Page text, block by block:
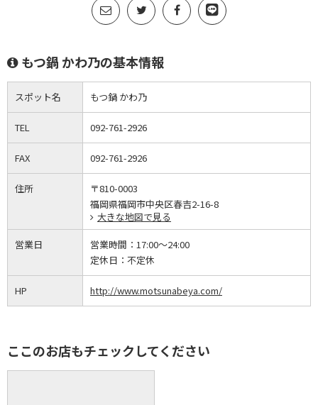
もつ鍋 かわ乃の基本情報
スポット名 もつ鍋 かわ乃
TEL 092-761-2926
FAX 092-761-2926
住所
〒810-0003
福岡県福岡市中央区春吉2-16-8
大きな地図で見る
営業日 営業時間： 17:00～24:00
定休日： 不定休
HP http://www.motsunabeya.com/
ここのお店もチェックしてください